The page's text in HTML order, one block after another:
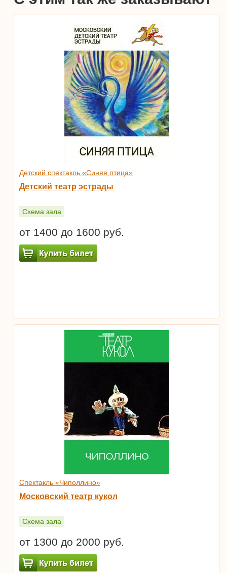
Детский спектакль «Синяя птица»
Детский театр эстрады
Схема зала
от 1400 до 1600 руб.
Спектакль «Чиполлино»
Московский театр кукол
Схема зала
от 1300 до 2000 руб.